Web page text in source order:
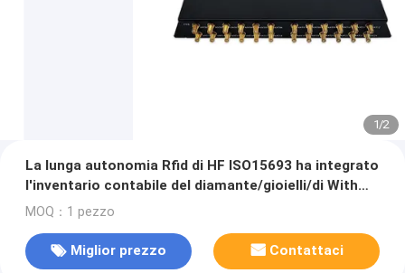
1/2
La lunga autonomia Rfid di HF ISO15693 ha integrato
l'inventario contabile del diamante/gioielli/di With
Ethernet For del lettore
MOQ：1 pezzo
Miglior prezzo Contattaci